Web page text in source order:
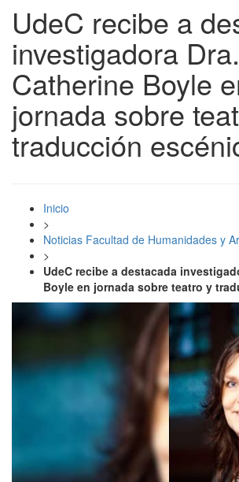
UdeC recibe a
investigadora Dra.
Catherine Boyle
jornada sobre
traducción
Inicio
>
Noticias Facultad de Humanidades y
>
UdeC recibe a destacada
Boyle en jornada sobre teatro y